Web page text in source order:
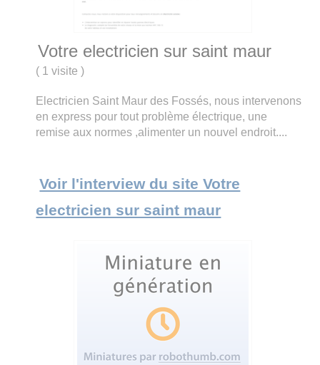
Votre electricien sur saint maur
( 1 visite)
Electricien Saint Maur des Fossés, nous intervenons
en express pour tout problème électrique, une
remise aux normes ,alimenter un nouvel endroit....
Voir l'interview du site Votre
electricien sur saint maur